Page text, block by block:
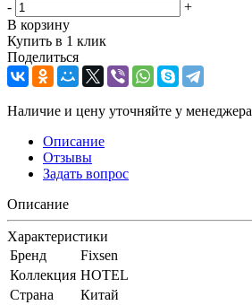
-
+
В корзину
Купить в 1 клик
Поделиться
Наличие и цену уточняйте у менеджера
Описание
Отзывы
Задать вопрос
Описание
Характеристики
Бренд
Fixsen
Коллекция HOTEL
Страна
Китай